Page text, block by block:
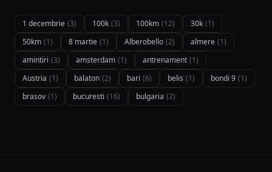
1 decembrie (3) 100k (3) 100km (12) 30k (1)
50km (1) 8 martie (1) Alberobello (2) almere (1)
amintiri (3) amsterdam (1) antrenament (1)
Austria (1) balaton (2) bari (6) belis (1) bondi 9 (1)
brasov (1) bucuresti (16) bulgaria (2)